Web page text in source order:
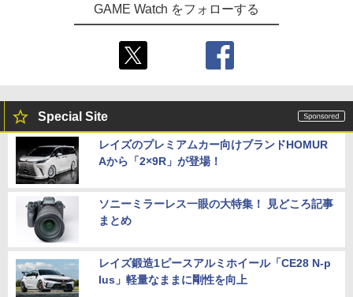
GAME Watch をフォローする
Special Site
レイズのプレミアムカー向けブランドHOMUR
Aから「2×9R」が登場！
ソニーミラーレス一眼の大特集！ 見どころ記事
まとめ
レイズ鍛造1ピースアルミホイール「CE28 N-p
lus」軽量なままに剛性を向上